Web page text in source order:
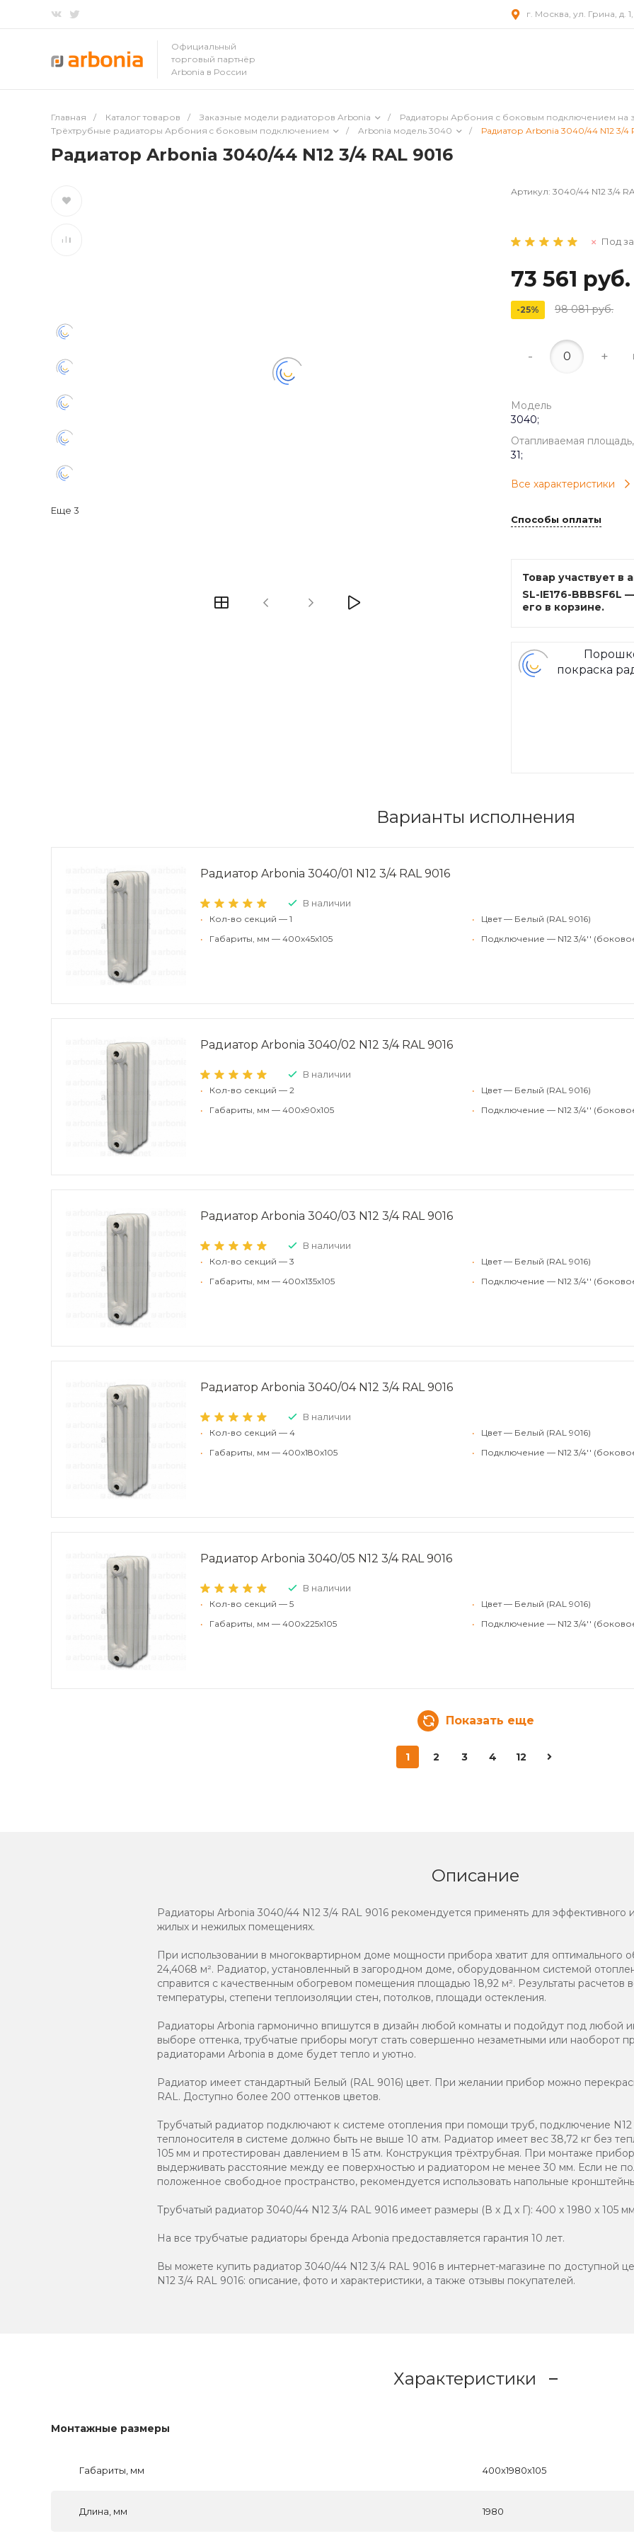
г. Москва, ул. Грина, д.
Официальный
торговый партнёр
Arbonia в России
Главная / Каталог товаров / Заказные модели радиаторов Arbonia / Радиаторы Арбония с боковым подключением на
Трёхтрубные радиаторы Арбония c боковым подключением
/ Arbonia модель 3040 / Радиатор Arbonia 3040/44 N12 3/4
Радиатор Arbonia 3040/44 N12 3/4 RAL 9016
Еще 3
Артикул: 3040/44 N12 3/4
Под
73 561 руб.
-25% 98 081 руб.
- +
Модель
3040;
Отапливаемая
31;
Все характеристики
Способы оплаты
Товар участвует в
SL-IE176-BBBSF6L
его в корзине.
покраска
Варианты исполнения
Радиатор Arbonia 3040/01 N12 3/4 RAL 9016
В наличии
•
Кол-во секций — 1
•
Габариты, мм — 400x45x105
•
Цвет — Белый (RAL 9016)
•
Подключение — N12 3/4''
Радиатор Arbonia 3040/02 N12 3/4 RAL 9016
В наличии
•
Кол-во секций — 2
•
Габариты, мм — 400x90x105
•
Цвет — Белый (RAL 9016)
•
Подключение — N12 3/4''
Радиатор Arbonia 3040/03 N12 3/4 RAL 9016
В наличии
•
Кол-во секций — 3
•
Габариты, мм — 400x135x105
•
Цвет — Белый (RAL 9016)
•
Подключение — N12 3/4''
Радиатор Arbonia 3040/04 N12 3/4 RAL 9016
В наличии
•
Кол-во секций — 4
•
Габариты, мм — 400x180x105
•
Цвет — Белый (RAL 9016)
•
Подключение — N12 3/4''
Радиатор Arbonia 3040/05 N12 3/4 RAL 9016
В наличии
•
Кол-во секций — 5
•
Габариты, мм — 400x225x105
•
Цвет — Белый (RAL 9016)
•
Подключение — N12 3/4''
Показать еще
1 2 3 4 12
Описание
Радиаторы Arbonia 3040/44 N12 3/4 RAL 9016 рекомендуется применять для эффективного
жилых и нежилых помещениях.
При использовании в многоквартирном доме мощности прибора хватит для оптимального
24,4068 м². Радиатор, установленный в загородном доме, оборудованном системой
справится с качественным обогревом помещения площадью 18,92 м². Результаты расчетов
температуры, степени теплоизоляции стен, потолков, площади остекления.
Радиаторы Arbonia гармонично впишутся в дизайн любой комнаты и подойдут под любой
выборе оттенка, трубчатые приборы могут стать совершенно незаметными или наоборот
радиаторами Аrbonia в доме будет тепло и уютно.
Радиатор имеет стандартный Белый (RAL 9016) цвет. При желании прибор можно
RAL. Доступно более 200 оттенков цветов.
Трубчатый радиатор подключают к системе отопления при помощи труб, подключение
теплоносителя в системе должно быть не выше 10 атм. Радиатор имеет вес 38,72 кг без
105 мм и протестирован давлением в 15 атм. Конструкция трёхтрубная. При монтаже
выдерживать расстояние между ее поверхностью и радиатором не менее 30 мм. Если не
положенное свободное пространство, рекомендуется использовать напольные
Трубчатый радиатор 3040/44 N12 3/4 RAL 9016 имеет размеры (В x Д x Г): 400 x 1980 x 105
На все трубчатые радиаторы бренда Аrbonia предоставляется гарантия 10 лет.
Вы можете купить радиатор 3040/44 N12 3/4 RAL 9016 в интернет-магазине по доступной
N12 3/4 RAL 9016: описание, фото и характеристики, а также отзывы покупателей.
Характеристики
Монтажные размеры
Габариты, мм 400x1980x105
Длина, мм 1980